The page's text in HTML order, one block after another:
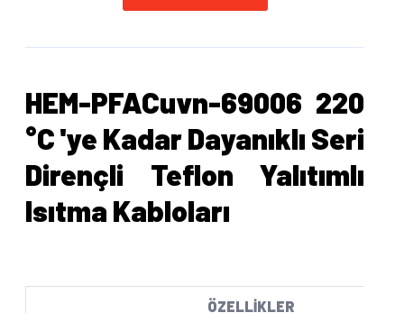
HEM-PFACuvn-69006 220
°C 'ye Kadar Dayanıklı Seri
Dirençli Teflon Yalıtımlı
Isıtma Kabloları
ÖZELLİKLER